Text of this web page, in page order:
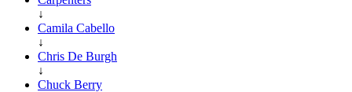
↓
Camila Cabello
↓
Chris De Burgh
↓
Chuck Berry